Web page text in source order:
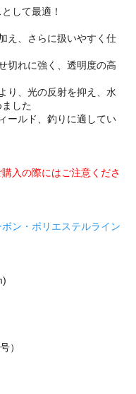
して最適！
え、さらに扱いやすく仕
切れに強く、透明度の高
り、光の反射を抑え、水
した
ールド、釣りに適してい
入の際にはご注意くださ
ン・ポリエステルライン
）